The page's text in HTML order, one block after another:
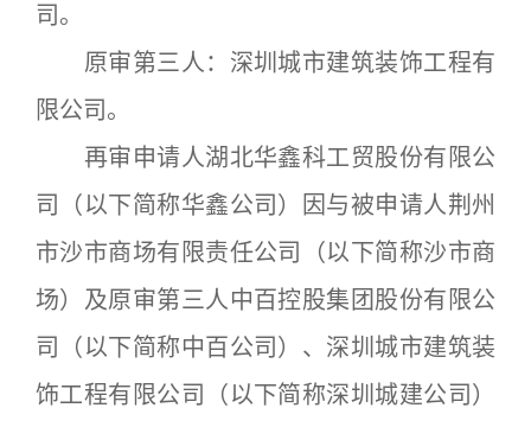
司。
原审第三人：深圳城市建筑装饰工程有
限公司。
再审申请人湖北华鑫科工贸股份有限公
司（以下简称华鑫公司）因与被申请人荆州
市沙市商场有限责任公司（以下简称沙市商
场）及原审第三人中百控股集团股份有限公
司（以下简称中百公司）、深圳城市建筑装
饰工程有限公司（以下简称深圳城建公司）